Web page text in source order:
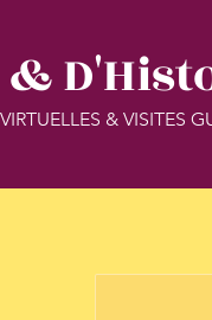
& VISITES